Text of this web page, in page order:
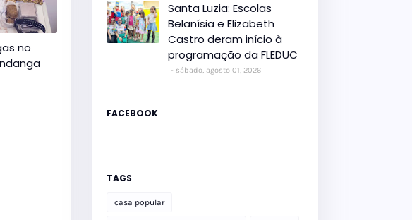
no
Santa Luzia: Escolas
Belanísia e Elizabeth
Castro deram início à
programação da FLEDUC
sábado, agosto 01, 2026
FACEBOOK
TAGS
casa popular